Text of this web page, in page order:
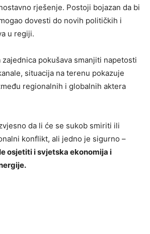
rješenje. Postoji bojazan da bi
dovesti do novih političkih i
u regiji.
zajednica pokušava smanjiti napetosti
situacija na terenu pokazuje
regionalnih i globalnih aktera
da li će se sukob smiriti ili
konflikt, ali jedno je sigurno –
osjetiti i svjetska ekonomija i